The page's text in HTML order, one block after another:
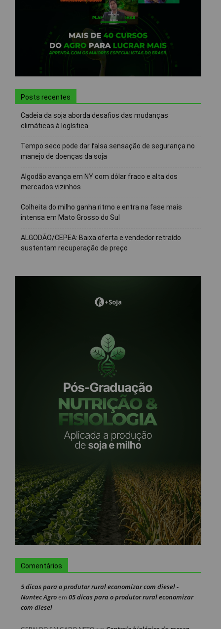
Posts recentes
Cadeia da soja aborda desafios das mudanças
climáticas à logística
Tempo seco pode dar falsa sensação de segurança no
manejo de doenças da soja
Algodão avança em NY com dólar fraco e alta dos
mercados vizinhos
Colheita do milho ganha ritmo e entra na fase mais
intensa em Mato Grosso do Sul
ALGODÃO/CEPEA: Baixa oferta e vendedor retraído
sustentam recuperação de preço
Comentários
5 dicas para o produtor rural economizar com diesel -
Nuntec Agroem 05 dicas para o produtor rural economizar
com diesel